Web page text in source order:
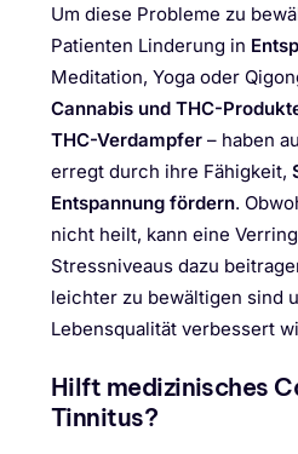
Um diese Probleme zu
Patienten Linderung in
Meditation, Yoga oder
Cannabis und THC-
THC-Verdampfer – haben
erregt durch ihre Fähigkeit,
Entspannung fördern.
nicht heilt, kann eine
Stressniveaus dazu
leichter zu bewältigen sind
Lebensqualität verbessert
Hilft medizinisches
Tinnitus?